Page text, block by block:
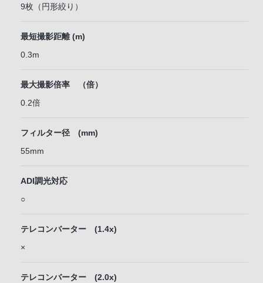
9枚（円形絞り）
最短撮影距離 (m)
0.3m
最大撮影倍率 （倍）
0.2倍
フィルター径 (mm)
55mm
ADI調光対応
○
テレコンバーター (1.4x)
×
テレコンバーター (2.0x)